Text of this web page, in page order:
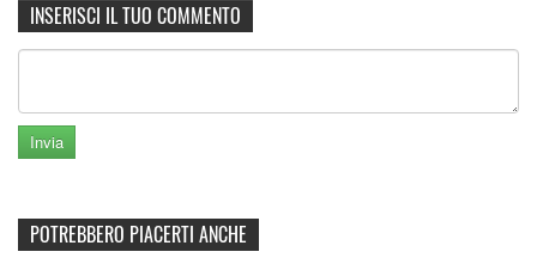
INSERISCI IL TUO COMMENTO
POTREBBERO PIACERTI ANCHE